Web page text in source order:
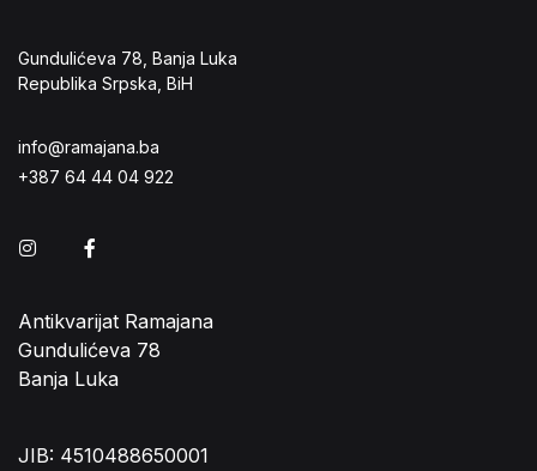
Gundulićeva 78, Banja Luka
Republika Srpska, BiH
info@ramajana.ba
+387 64 44 04 922
Instagram
Antikvarijat Ramajana
Gundulićeva 78
Banja Luka
JIB: 4510488650001